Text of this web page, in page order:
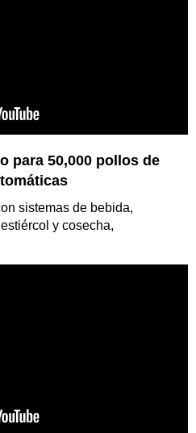
para 50,000 pollos de
sistemas de bebida,
y cosecha,